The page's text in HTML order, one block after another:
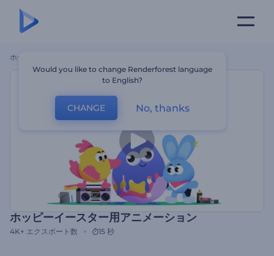
ホーム
ホッピーイースター用アニメーション
4K+ エクスポート数 15 秒
Would you like to change Renderforest language
to English?
CHANGE No, thanks